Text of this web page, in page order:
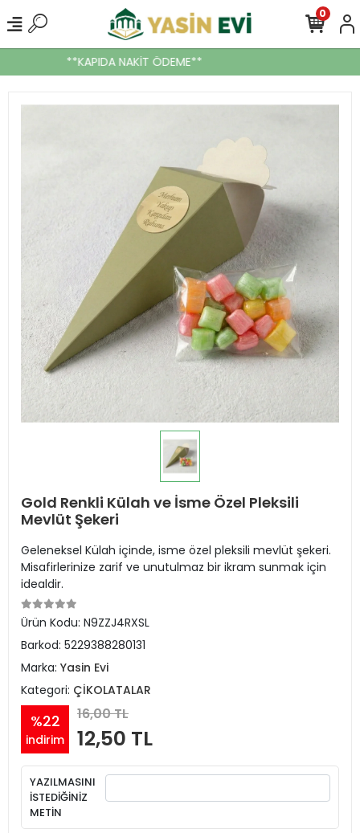
**KAPIDA NAKİT ÖDEME**
0
Gold Renkli Külah ve İsme Özel Pleksili
Mevlüt Şekeri
Geleneksel Külah içinde, isme özel pleksili mevlüt şekeri.
Misafirlerinize zarif ve unutulmaz bir ikram sunmak için
idealdir.
Ürün Kodu: N9ZZJ4RXSL
Barkod: 5229388280131
Marka: Yasin Evi
Kategori: ÇİKOLATALAR
%22
indirim
16,00 TL
12,50 TL
YAZILMASINI
İSTEDİĞİNİZ
METİN